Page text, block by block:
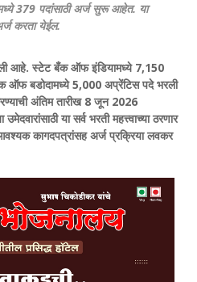
379 पदांसाठी अर्ज सुरू आहेत. या
करता येईल.
आहे. स्टेट बँक ऑफ इंडियामध्ये 7,150
ऑफ बडोदामध्ये 5,000 अप्रेंटिस पदे भरली
अंतिम तारीख 8 जून 2026
या सर्व भरती महत्त्वाच्या ठरणार
कागदपत्रांसह अर्ज प्रक्रिया लवकर